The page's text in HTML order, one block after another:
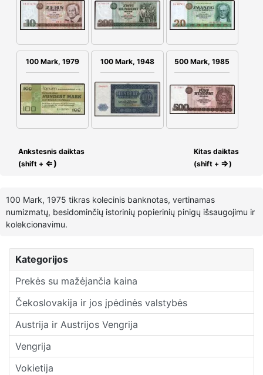
Kategorijos
Prekės su mažėjančia kaina
Čekoslovakija ir jos įpėdinės valstybės
Austrija ir Austrijos Vengrija
Vengrija
Vokietija
100 Mark, 1979 100 Mark, 1948 500 Mark, 1985
Ankstesnis daiktas
(shift + ⇐)
Kitas daiktas
(shift + ⇒)
100 Mark, 1975 tikras kolecinis banknotas, vertinamas
numizmatų, besidominčių istorinių popierinių pinigų išsaugojimu ir
kolekcionavimu.